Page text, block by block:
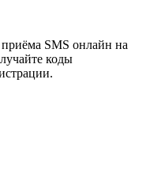
SMS онлайн на
коды